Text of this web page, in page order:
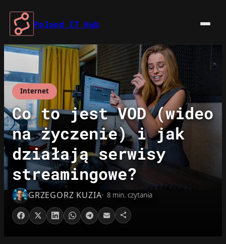
Przejdź
treści
Poland IT Hub
Internet
Co to jest VOD (wideo
na życzenie) i jak
działają serwisy
streamingowe?
GRZEGORZ KUZIA 8 min. czytania